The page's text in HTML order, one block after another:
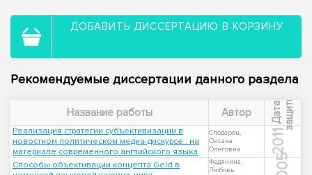
ДОБАВИТЬ ДИССЕРТАЦИЮ В КОРЗИНУ
Рекомендуемые диссертации данного раздела
Название работы Автор Д
а
т
а
з
а
щ
и
т ы
Реализация стратегии субъективизации в
новостном политическом медиа-дискурсе : на
материале современного английского языка
Сподарец,
Оксана
Олеговна
2011
Способы объективации концепта Geld в
Федянина,
Любовь